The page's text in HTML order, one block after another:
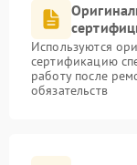
Используются
сертификацию
работу после
обязательств